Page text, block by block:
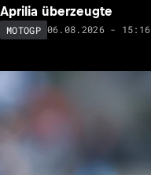
Aprilia überzeugte
MOTOGP 06.08.2026 - 15:16